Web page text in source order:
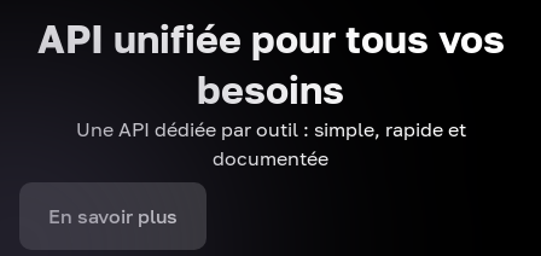
API unifiée pour tous vos
besoins
Une API dédiée par outil : simple, rapide et
documentée
En savoir plus